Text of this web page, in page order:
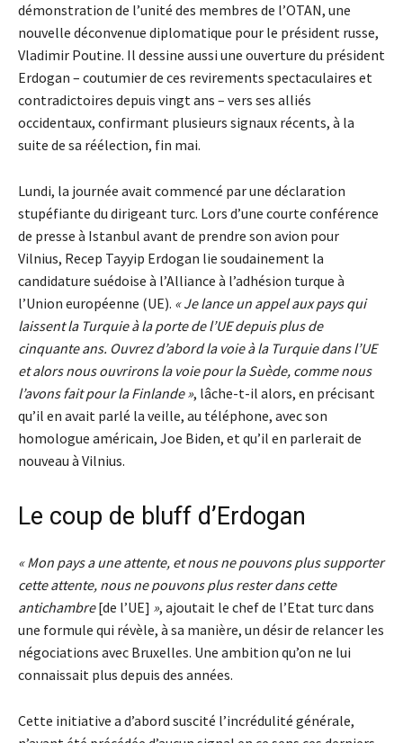
démonstration de l’unité des membres de l’OTAN, une
nouvelle déconvenue diplomatique pour le président russe,
Vladimir Poutine. Il dessine aussi une ouverture du président
Erdogan – coutumier de ces revirements spectaculaires et
contradictoires depuis vingt ans – vers ses alliés
occidentaux, confirmant plusieurs signaux récents, à la
suite de sa réélection, fin mai.
Lundi, la journée avait commencé par une déclaration
stupéfiante du dirigeant turc. Lors d’une courte conférence
de presse à Istanbul avant de prendre son avion pour
Vilnius, Recep Tayyip Erdogan lie soudainement la
candidature suédoise à l’Alliance à l’adhésion turque à
l’Union européenne (UE). « Je lance un appel aux pays qui
laissent la Turquie à la porte de l’UE depuis plus de
cinquante ans. Ouvrez d’abord la voie à la Turquie dans l’UE
et alors nous ouvrirons la voie pour la Suède, comme nous
l’avons fait pour la Finlande », lâche-t-il alors, en précisant
qu’il en avait parlé la veille, au téléphone, avec son
homologue américain, Joe Biden, et qu’il en parlerait de
nouveau à Vilnius.
Le coup de bluff d’Erdogan
« Mon pays a une attente, et nous ne pouvons plus supporter
cette attente, nous ne pouvons plus rester dans cette
antichambre[de l’UE] », ajoutait le chef de l’Etat turc dans
une formule qui révèle, à sa manière, un désir de relancer les
négociations avec Bruxelles. Une ambition qu’on ne lui
connaissait plus depuis des années.
Cette initiative a d’abord suscité l’incrédulité générale,